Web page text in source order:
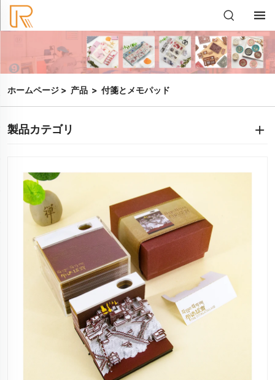
ホームページ > 产品 > 付箋とメモパッド
製品カテゴリ